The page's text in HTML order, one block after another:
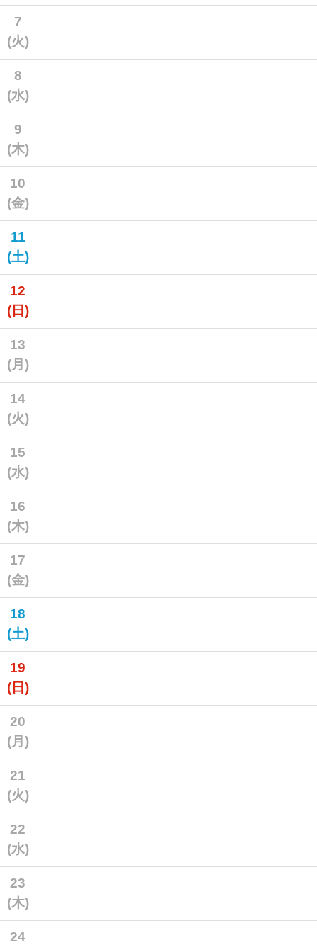
7
(火)
8
(水)
9
(木)
10
(金)
11
(土)
12
(日)
13
(月)
14
(火)
15
(水)
16
(木)
17
(金)
18
(土)
19
(日)
20
(月)
21
(火)
22
(水)
23
(木)
24